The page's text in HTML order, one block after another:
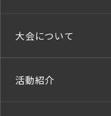
大会について
活動紹介